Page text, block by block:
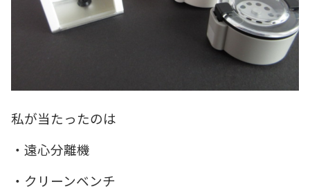
私が当たったのは
・遠心分離機
・クリーンベンチ